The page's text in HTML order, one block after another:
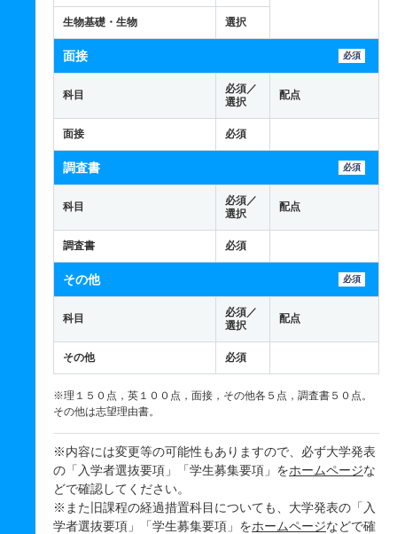
生物基礎・生物 選択
面接 必須
科目
必須／
選択
配点
面接 必須
調査書 必須
科目
必須／
選択
配点
調査書 必須
その他 必須
科目
必須／
選択
配点
その他 必須
※理１５０点，英１００点，面接，その他各５点，調査書５０点。
その他は志望理由書。
※内容には変更等の可能性もありますので、必ず大学発表
の「入学者選抜要項」「学生募集要項」をホームページな
どで確認してください。
※また旧課程の経過措置科目についても、大学発表の「入
学者選抜要項」「学生募集要項」をホームページなどで確